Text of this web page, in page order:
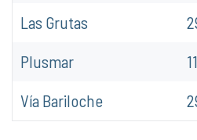
Las Grutas
Plusmar
Vía Bariloche